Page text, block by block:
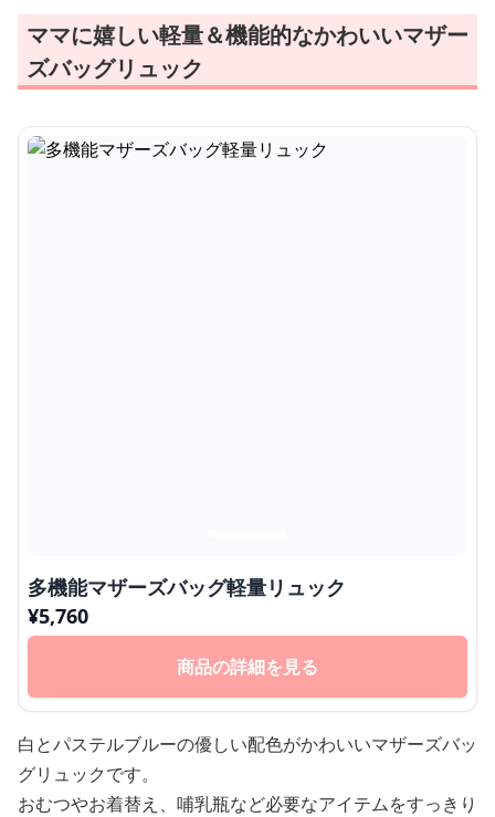
ママに嬉しい軽量＆機能的なかわいいマザー
ズバッグリュック
多機能マザーズバッグ軽量リュック
¥5,760
商品の詳細を見る
白とパステルブルーの優しい配色がかわいいマザーズバッ
グリュックです。
おむつやお着替え、哺乳瓶など必要なアイテムをすっきり